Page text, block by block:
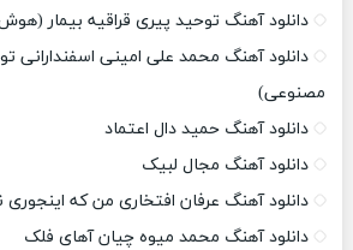
دانلود آهنگ توحید پیری قراقیه بیمار
دانلود آهنگ محمد علی امینی اسفندارانی
مصنوعی)
دانلود آهنگ حمید دال اعتماد
دانلود آهنگ مجال لبیک
دانلود آهنگ عرفان افتخاری من که اینجوری
دانلود آهنگ محمد میوه چیان آهای فلک